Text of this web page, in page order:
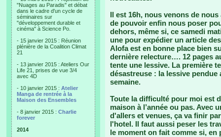
"Nuages au Paradis" et débat
dans le cadre d'un cycle de
séminaires sur
"développement durable et
cinéma" à Science Po.
- 15 janvier 2015 : Réunion
plénière de la Coalition Climat
21
- 13 janvier 2015 : Ateliers Our
Life 21, prises de vue 3/4
avec 4D
- 10 janvier 2015 : Atelier
Manga de rentrée à la
Maison des Ensembles
- 8 janvier 2015 : Charlie
forever
2014
Il est 16h, nous venons de
de pouvoir enfin nous poser
dehors, même si, ce samedi
une pour expédier un article
Alofa est en bonne place bien
dernière relecture…. 12 pages
tente une lessive. La première
désastreuse : la lessive
semaine.
Toute la difficulté pour moi est
maison à l’année ou pas. Avec
d'allers et venues, ça va finir
l'hotel. Il faut aussi peser les
le moment on fait comme si,